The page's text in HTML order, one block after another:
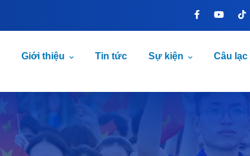
Giới thiệu Tin tức Sự kiện Câu lạc